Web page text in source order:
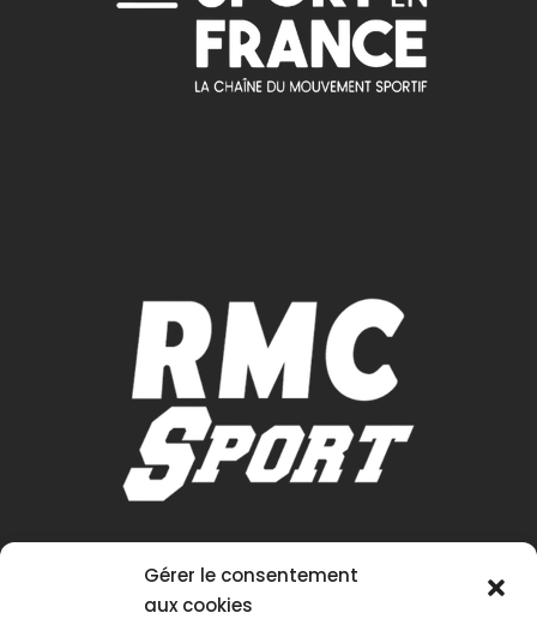
Gérer le consentement
aux cookies